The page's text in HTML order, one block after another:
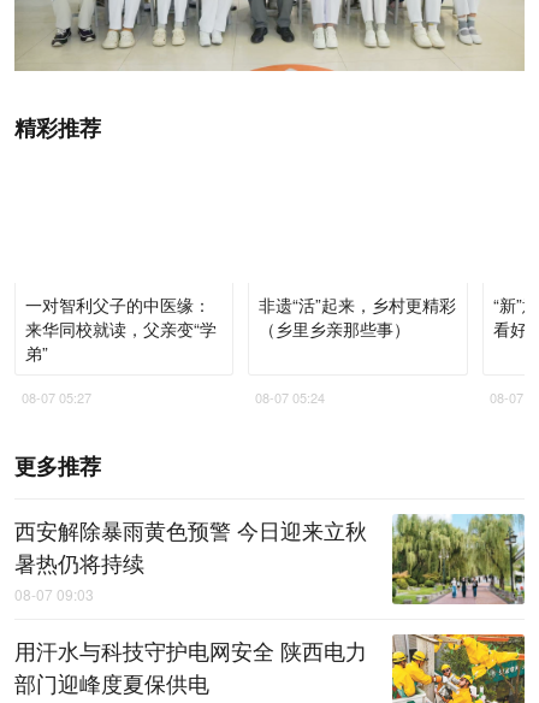
精彩推荐
一对智利父子的中医缘：
来华同校就读，父亲变“学
弟”
08-07 05:27
非遗“活”起来，乡村更精彩
（乡里乡亲那些事）
08-07 05:24
“新”
看好
08-07
更多推荐
西安解除暴雨黄色预警 今日迎来立秋
暑热仍将持续
08-07 09:03
用汗水与科技守护电网安全 陕西电力
部门迎峰度夏保供电